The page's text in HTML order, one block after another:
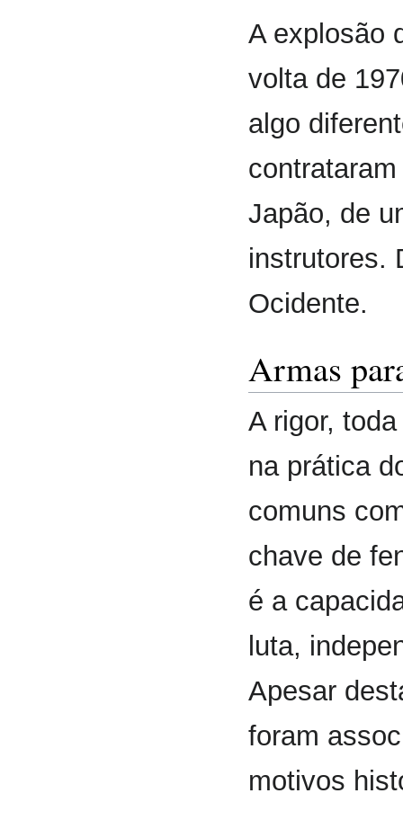
A explosão
volta de
algo
Japão, de
instrutores.
Ocidente.
Armas
A rigor,
na prática
comuns
chave de
é a
luta,
Apesar
foram
motivos